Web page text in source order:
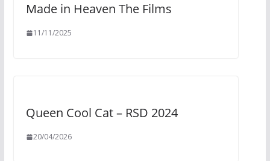
Made in Heaven The Films
11/11/2025
Queen Cool Cat – RSD 2024
20/04/2026